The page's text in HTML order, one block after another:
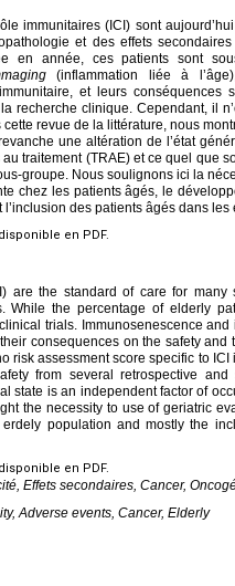
immunitaires (ICI) sont
et des effets
en année, ces patients sont
(inflammation liée à
et leurs conséquences
recherche clinique. Cependant, il
revue de la littérature, nous
une altération de l’état
traitement (TRAE) et ce quel que
groupe. Nous soulignons ici la
chez les patients âgés, le
des patients âgés dans
en PDF.
are the standard of care for
While the percentage of elderly
trials. Immunosenescence
consequences on the safety
risk assessment score specific to
from several retrospective
state is an independent factor of
the necessity to use of geriatric
population and mostly the
en PDF.
Effets secondaires, Cancer,
Adverse events, Cancer, Elderly